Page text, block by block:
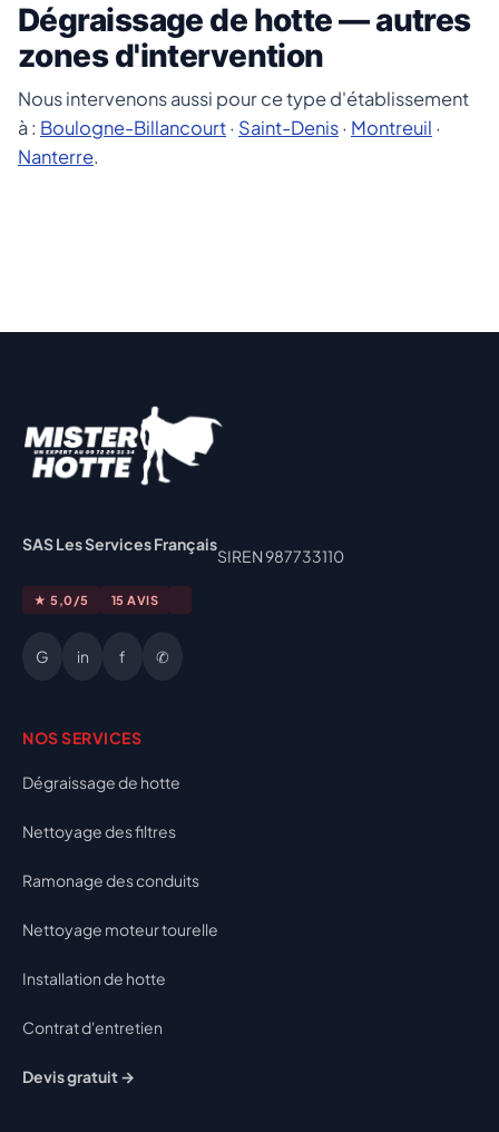
Dégraissage de hotte — autres
zones d'intervention
Nous intervenons aussi pour ce type d'établissement
à : Boulogne-Billancourt· Saint-Denis· Montreuil ·
Nanterre.
SAS Les Services Français
SIREN 987733110
★ 5,0/5 15 AVIS
G in f ✆
NOS SERVICES
Dégraissage de hotte
Nettoyage des filtres
Ramonage des conduits
Nettoyage moteur tourelle
Installation de hotte
Contrat d'entretien
Devis gratuit →